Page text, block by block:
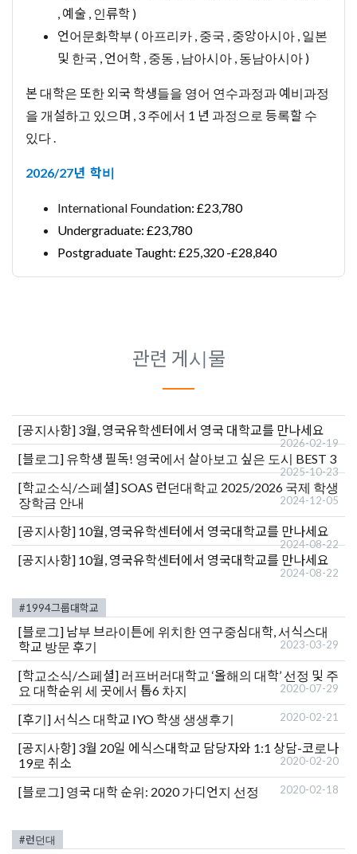
, 예술 , 인류학 )
언어문화학부 ( 아프리카 , 중국 , 중앙아시아 , 일본
및 한국 , 언어학 , 중동 , 남아시아 , 동남아시아 )
본 대학은 또한 외국 학생들을 영어 연수과정과 예비과정
을 개설하고 있으며 , 3 주에서 1 년 과정으로 등록할 수
있다 .
2026/27년 학비
International Foundation: £23,780
Undergraduate: £23,780
Postgraduate Taught: £25,320 -£28,840
관련 게시물
[공지사항] 3월, 영국유학센터에서 영국 대학교를 만나세요
2026-02-19
[블로그] 유학생 필독! 영국에서 살아보고 싶은 도시 BEST 3
2025-10-23
[학교소식/스페셜]SOAS 런던대학교 2025/2026 국제 학생
장학금 안내
2024-12-05
[공지사항] 10월, 영국유학센터에서 영국대학교를 만나세요
2024-08-22
[공지사항] 10월, 영국유학센터에서 영국대학교를 만나세요
2024-08-22
#1994그룹대학교
[블로그] 남부 브라이튼에 위치한 연구중심대학, 서식스대
학교 방문 후기
2023-03-29
[학교소식/스페셜] 러프버러대학교 ‘올해의 대학’ 선정 및 주
요 대학순위 세 곳에서 톱6 차지
2020-07-29
[후기] 서식스 대학교 IYO 학생 생생후기 2020-02-21
[공지사항] 3월 20일 에식스대학교 담당자와 1:1 상담-코로나
19로 취소
2020-02-20
[블로그] 영국 대학 순위: 2020 가디언지 선정 2020-02-18
#런던대